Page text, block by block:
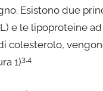
Esistono due
e le lipoproteine
colesterolo,
1)3,4